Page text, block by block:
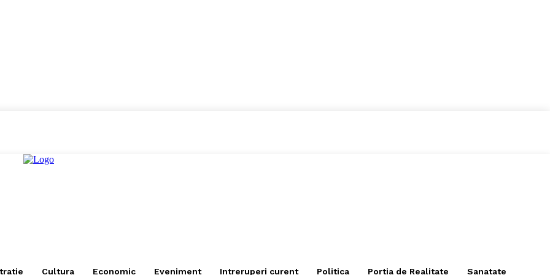
Cultura Economic Eveniment Intreruperi curent Politica Portia de Realitate Sanatate